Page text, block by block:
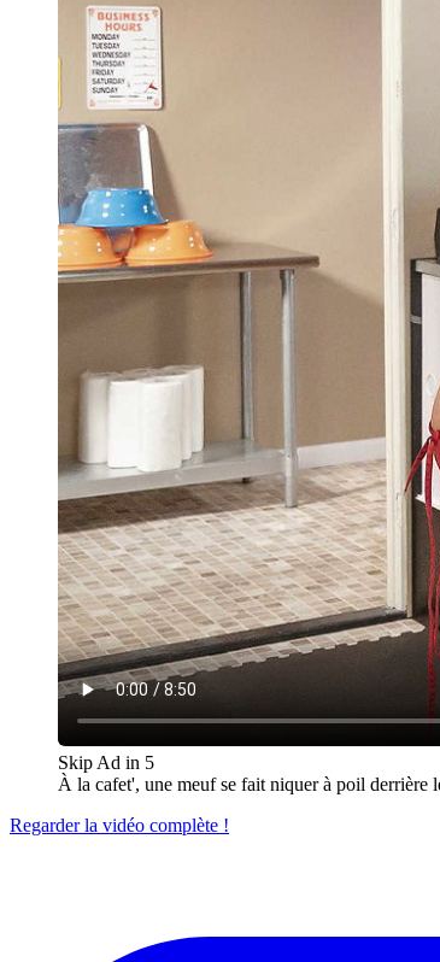
Skip Ad in 5
À la cafet', une meuf se fait niquer à poil derrière
Regarder la vidéo complète !